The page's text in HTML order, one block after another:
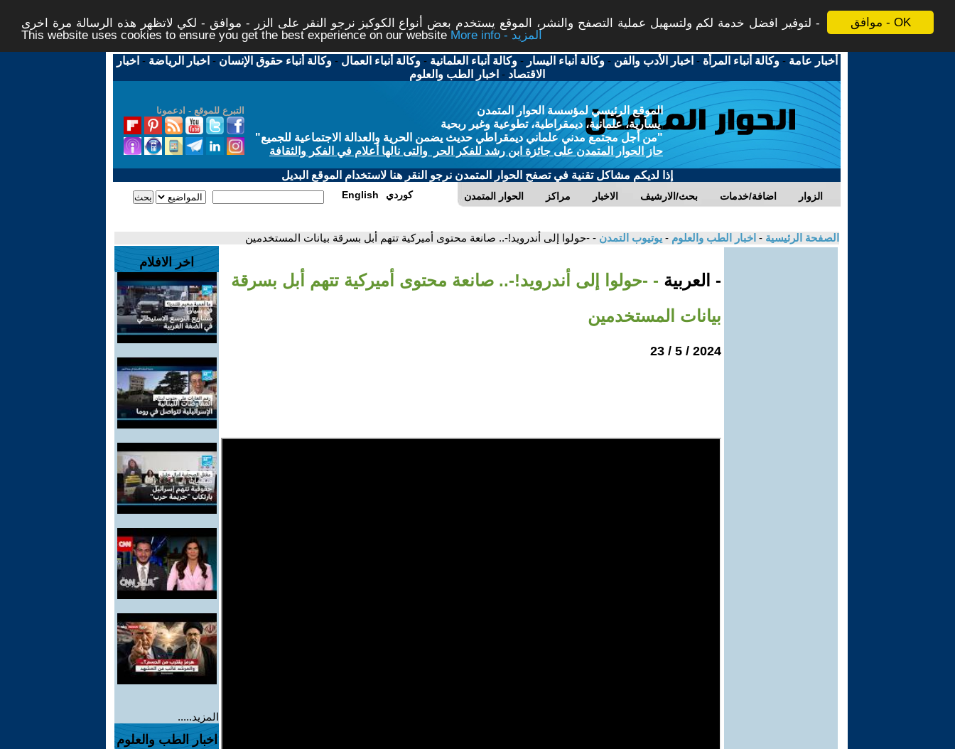
موافق - OK
لتوفير افضل خدمة لكم ولتسهيل عملية التصفح والنشر، الموقع يستخدم بعض أنواع الكوكيز نرجو النقر على الزر - موافق - لكي لاتظهر هذه الرسالة مرة اخرى -
This website uses cookies to ensure you get the best experience on our website
More info - المزيد
أخبار عامة -وكالة أنباء المرأة - اخبار الأدب والفن -وكالة أنباء اليسار -وكالة أنباء العلمانية -وكالة أنباء العمال -وكالة أنباء حقوق الإنسان - اخبار الرياضة - اخبار
الاقتصاد - اخبار الطب والعلوم
التبرع للموقع - ادعمونا
الموقع الرئيسي لمؤسسة الحوار المتمدن
يسارية، علمانية، ديمقراطية، تطوعية وغير ربحية
"من أجل مجتمع مدني علماني ديمقراطي حديث يضمن الحرية والعدالة الاجتماعية للجميع"
حاز الحوار المتمدن على جائزة ابن رشد للفكر الحر والتى نالها أعلام في الفكر والثقافة
إذا لديكم مشاكل تقنية في تصفح الحوار المتمدن نرجو النقر هنا لاستخدام الموقع البديل
الحوار المتمدن مراكز الاخبار بحث/الارشيف اضافة/خدمات الزوار English كوردي
الصفحة الرئيسية - اخبار الطب والعلوم - يوتيوب التمدن - -حولوا إلى أندرويد!-.. صانعة محتوى أميركية تتهم أبل بسرقة بيانات المستخدمين
- العربية - -حولوا إلى أندرويد!-.. صانعة محتوى أميركية تتهم أبل بسرقة
بيانات المستخدمين
2024 / 5 / 23
اخر الافلام
المزيد.....
اخبار الطب والعلوم